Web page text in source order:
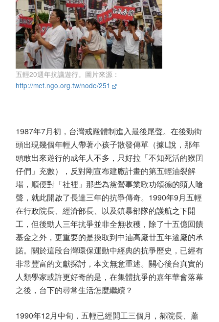
五輕20週年抗議遊行。圖片來源：
http://met.ngo.org.tw/node/251
1987年7月初，台灣戒嚴體制進入最後尾聲。在後勁街
頭出現幾個年輕人帶著小孩子散發傳單（據L說，那年
頭敢出來遊行的成年人不多，只好拉「不知死活的猴囝
仔們」充數），反對剛宣布建廠計畫的第五輕油裂解
場，順便對「社裡」那些為黨營事業歌功頌德的頭人嗆
聲，就此開啟了長達三年的抗爭傳奇。1990年9月五輕
在行政院長、經濟部長、以及鎮暴部隊的護航之下開
工，但後勁人三年抗爭並非全無收穫，除了十五億回饋
基金之外，更重要的是換取到中油高廠廿五年遷廠的承
諾。關於這段台灣環保運動中經典的抗爭歷史，已經有
非常豐富的文獻探討，本文無意重述。關心後台真實的
人類學家或許更好奇的是，在集體抗爭的嘉年華會落幕
之後，台下的尋常生活怎麼繼續？
1990年12月中旬，五輕已經開工三個月，郝院長、蕭